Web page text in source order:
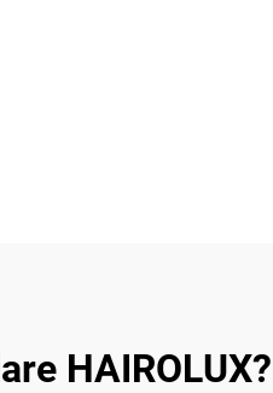
HAIROLUX?